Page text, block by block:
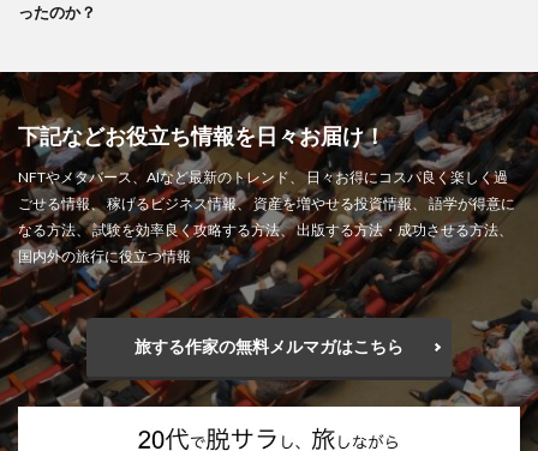
ったのか？
下記などお役立ち情報を日々お届け！
NFTやメタバース、AIなど最新のトレンド、 日々お得にコスパ良く楽しく過
ごせる情報、 稼げるビジネス情報、 資産を増やせる投資情報、 語学が得意に
なる方法、 試験を効率良く攻略する方法、 出版する方法・成功させる方法、
国内外の旅行に役立つ情報
旅する作家の無料メルマガはこちら